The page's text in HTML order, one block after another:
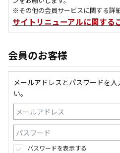
※その他の会員サービスに関する詳
サイトリニューアルに関する
会員のお客様
メールアドレスとパスワードを
い。
パスワードを表示する